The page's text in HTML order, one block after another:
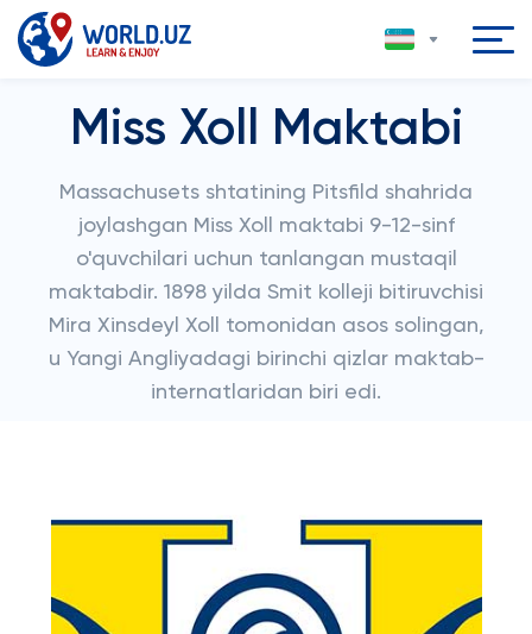
Miss Xoll Maktabi
Massachusets shtatining Pitsfild shahrida
joylashgan Miss Xoll maktabi 9-12-sinf
o'quvchilari uchun tanlangan mustaqil
maktabdir. 1898 yilda Smit kolleji bitiruvchisi
Mira Xinsdeyl Xoll tomonidan asos solingan,
u Yangi Angliyadagi birinchi qizlar maktab-
internatlaridan biri edi.